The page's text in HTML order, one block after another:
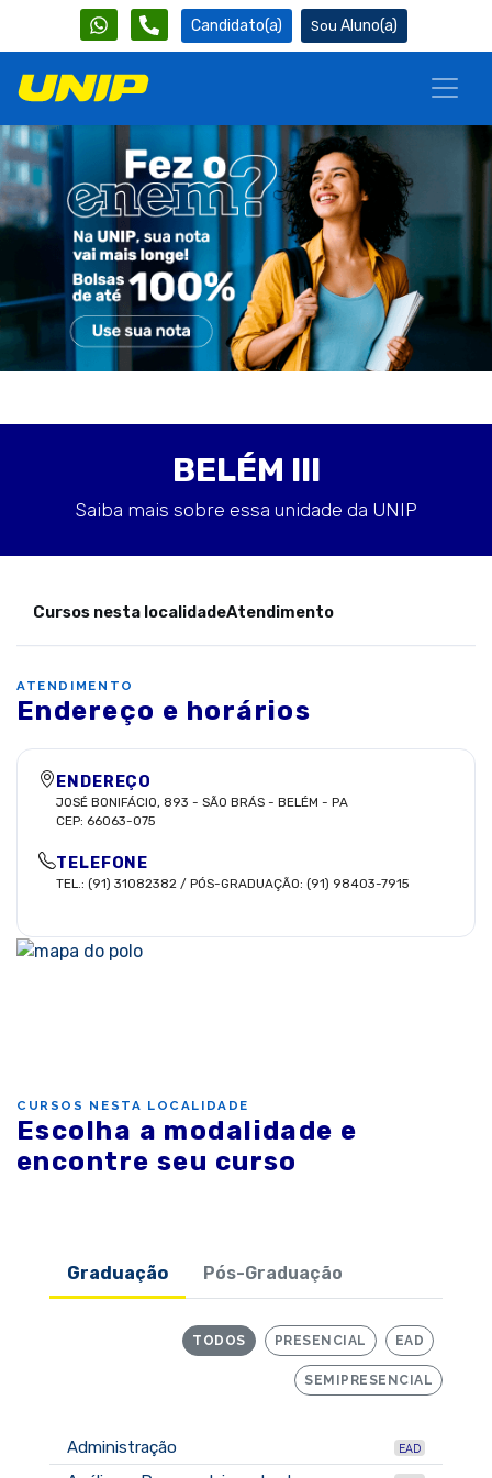
Candidato(a) Aluno(a)
BELÉM III
Saiba mais sobre essa unidade da UNIP
Cursos nesta localidadeAtendimento
ATENDIMENTO
Endereço e horários
ENDEREÇO
JOSÉ BONIFÁCIO, 893 -SÃO BRÁS-BELÉM-PA
CEP: 66063-075
TELEFONE
TEL.: (91) 31082382 / PÓS-GRADUAÇÃO: (91) 98403-7915
CURSOS NESTA LOCALIDADE
Escolha a modalidade e
encontre seu curso
Graduação Pós-Graduação
TODOS PRESENCIAL EAD
SEMIPRESENCIAL
Administração EAD